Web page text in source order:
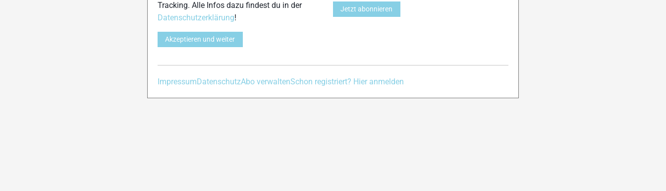
Tracking. Alle Infos dazu findest du in der
Datenschutzerklärung!
Akzeptieren und weiter
Jetzt abonnieren
ImpressumDatenschutzAbo verwaltenSchon registriert? Hier anmelden